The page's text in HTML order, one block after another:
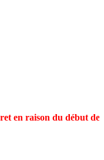
en raison du début